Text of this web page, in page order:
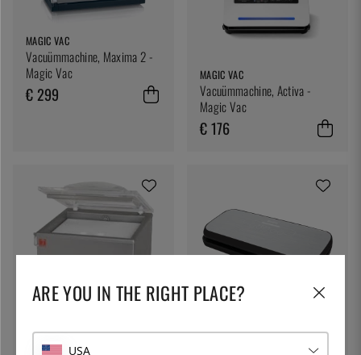
MAGIC VAC
Vacuümmachine, Maxima 2 -
Magic Vac
€ 299
MAGIC VAC
Vacuümmachine, Activa -
Magic Vac
€ 176
Vacuümmachine 215X van
ARE YOU IN THE RIGHT PLACE?
USA